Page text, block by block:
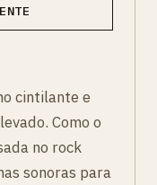
cintilante e
Como o
no rock
sonoras para